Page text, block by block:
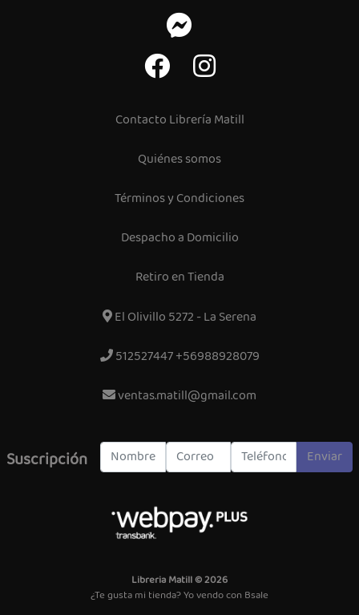
Contacto Librería Matill
Quiénes somos
Términos y Condiciones
Despacho a Domicilio
Retiro en Tienda
El Olivillo 5272 - La Serena
512527447 +56988928079
ventas.matill@gmail.com
Suscripción Enviar
Libreria Matill © 2026
¿Te gusta mi tienda? Yo vendo con Bsale